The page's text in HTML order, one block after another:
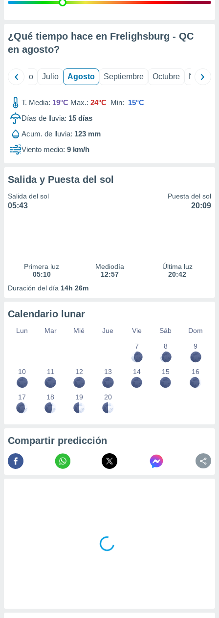
e
mediante
publicidad
de
1199
¿Qué tiempo hace en Frelighsburg - QC
en agosto?
Junio Julio Agosto Septiembre Octubre
T. Media: 19°C Max.: 24°C Min: 15°C
Días de lluvia: 15 días
Acum. de lluvia: 123 mm
Viento medio: 9 km/h
Salida y Puesta del sol
Salida del sol
05:43
Puesta del sol
20:09
Primera luz
05:10
Mediodía
12:57
Última luz
20:42
Duración del día 14h 26m
Calendario lunar
Lun Mar Mié Jue Vie Sáb
Dom
7
8 9
10 11 12 13 14 15 16
17 18 19 20
Compartir predicción